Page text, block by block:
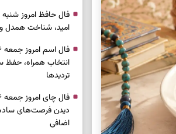
امید، شناخت همدل و
انتخاب همراه، حفظ
تردیدها
دیدن فرصت‌های ساده
اضافی